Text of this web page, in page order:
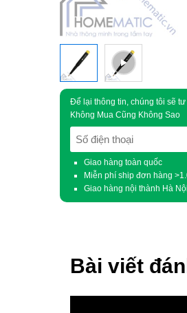
Để lại thông tin, chúng tôi sẽ
Không Mua Cũng Không Sao
SĐT
(Required)
Giao hàng toàn quốc
Miễn phí ship đơn hàng
Giao hàng nội thành Hà
Bài viết